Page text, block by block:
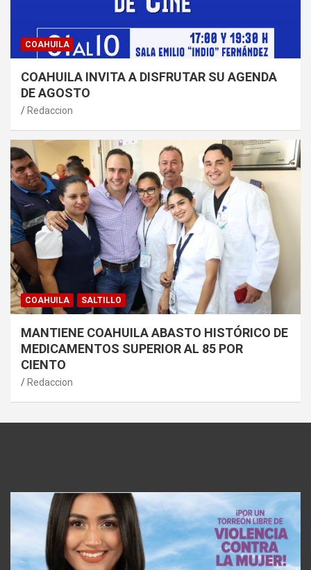
COAHUILA
COAHUILA INVITA A DISFRUTAR SU AGENDA
DE AGOSTO
Redaccion
COAHUILA SALTILLO
MANTIENE COAHUILA ABASTO HISTÓRICO DE
MEDICAMENTOS SUPERIOR AL 85 POR
CIENTO
Redaccion